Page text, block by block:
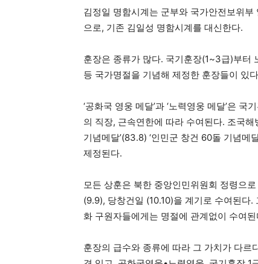
김정일 명함시계는 군부와 국가안전보위
으로, 기존 김일성 명함시계를 대신한다.
훈장은 종류가 많다. 국기훈장(1~3급)부터
등 국가명절을 기념해 제정한 훈장들이 있
‘공화국 영웅 메달’과 ‘노력영웅 메달’은
의 직장, 근속연한에 따라 수여된다. 조국
기념메달’(83.8) ‘인민군 창건 60돌 기념메
제정된다.
모든 상훈은 북한 중앙인민위원회 정령으
(9.9), 당창건일 (10.10)을 계기로 수여된다
화 구원자들에게는 명절에 관계없이 수여된
훈장의 급수와 종류에 따라 그 가치가 다르